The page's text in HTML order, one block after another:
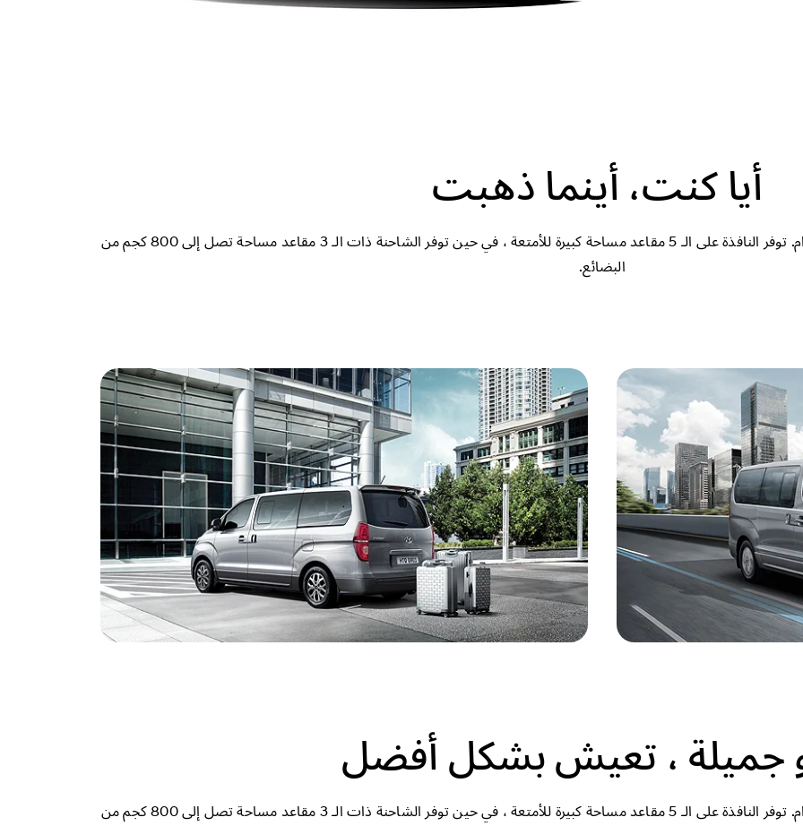
أيا كنت، أينما ذهبت
توفر شاحنات ايش 1 كلا من التصميم وتعدد الاستخدام. توفر النافذة على الـ 5 مقاعد مساحة كبيرة للأمتعة ، في حين توفر الشاحنة ذات الـ 3 مقاعد مساحة تصل إلى 800 كجم من
البضائع.
جميلة ، تعيش بشكل أفضل
توفر شاحنات ايش 1 كلا من التصميم وتعدد الاستخدام. توفر النافذة على الـ 5 مقاعد مساحة كبيرة للأمتعة ، في حين توفر الشاحنة ذات الـ 3 مقاعد مساحة تصل إلى 800 كجم من